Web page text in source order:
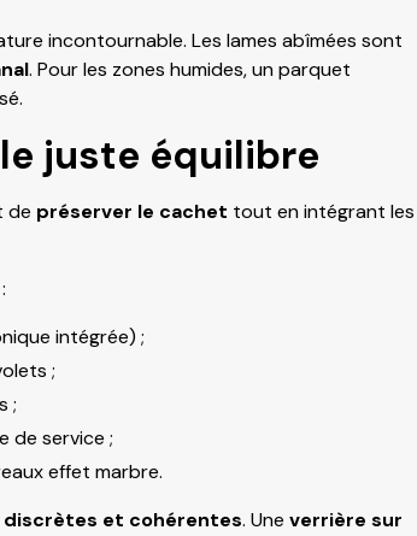
incontournable. Les lames abîmées sont
. Pour les zones humides, un parquet
juste équilibre
de préserver le cachet tout en intégrant les
intégrée) ;
;
;
de service ;
effet marbre.
discrètes et cohérentes. Une verrière sur